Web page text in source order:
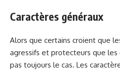
Caractères généraux
Alors que certains croient que
agressifs et protecteurs que les
pas toujours le cas. Les